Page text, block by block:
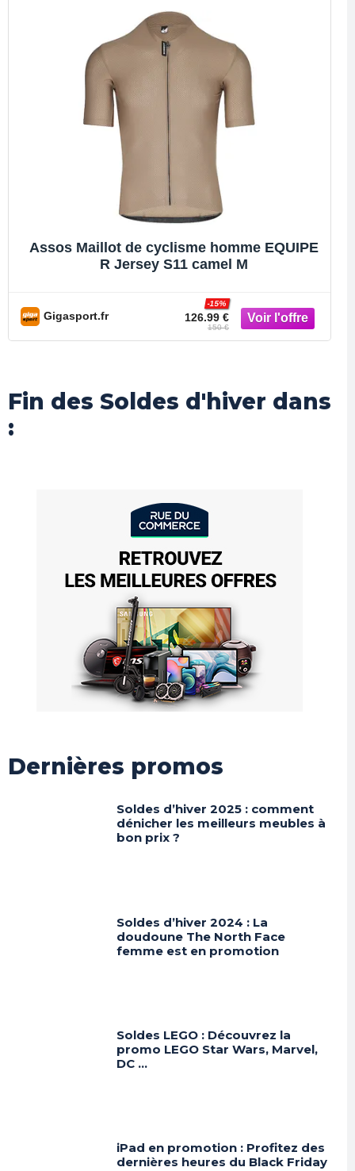
Assos Maillot de cyclisme homme EQUIPE
R Jersey S11 camel M
Gigasport.fr 126.99 €
-15%
150 €
Fin des Soldes d'hiver dans
:
Dernières promos
Soldes d’hiver 2025 : comment
dénicher les meilleurs meubles à
bon prix ?
Soldes d’hiver 2024 : La
doudoune The North Face
femme est en promotion
Soldes LEGO : Découvrez la
promo LEGO Star Wars, Marvel,
DC …
iPad en promotion : Profitez des
dernières heures du Black Friday